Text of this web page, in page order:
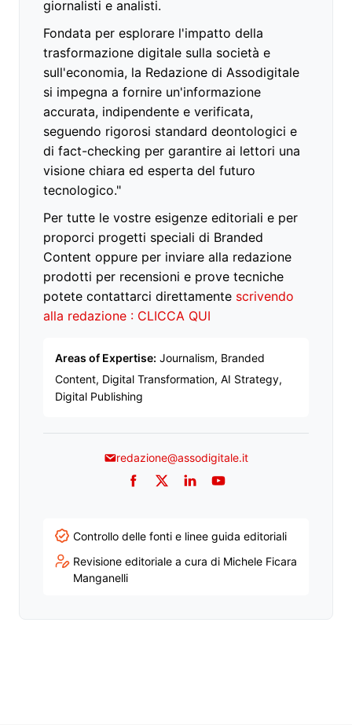
giornalisti e analisti.
Fondata per esplorare l'impatto della
trasformazione digitale sulla società e
sull'economia, la Redazione di Assodigitale
si impegna a fornire un'informazione
accurata, indipendente e verificata,
seguendo rigorosi standard deontologici e
di fact-checking per garantire ai lettori una
visione chiara ed esperta del futuro
tecnologico."
Per tutte le vostre esigenze editoriali e per
proporci progetti speciali di Branded
Content oppure per inviare alla redazione
prodotti per recensioni e prove tecniche
potete contattarci direttamente scrivendo
alla redazione : CLICCA QUI
Areas of Expertise: Journalism, Branded
Content, Digital Transformation, AI Strategy,
Digital Publishing
redazione@assodigitale.it
Facebook
TwitterLinkedInYouTube
Controllo delle fonti e linee guida editoriali
Revisione editoriale a cura di Michele Ficara
Manganelli